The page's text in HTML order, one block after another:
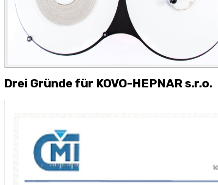
Drei Gründe für KOVO-HEPNAR s.r.o.